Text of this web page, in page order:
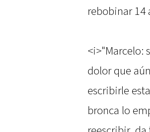
rebobinar 14
<i>"Marcelo:
dolor que
escribirle
bronca lo